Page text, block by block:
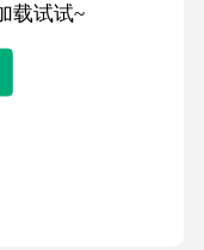
载试试~